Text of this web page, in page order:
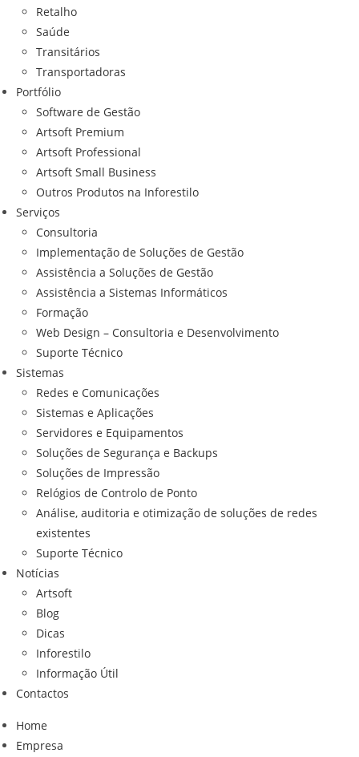
Retalho
Saúde
Transitários
Transportadoras
Portfólio
Software de Gestão
Artsoft Premium
Artsoft Professional
Artsoft Small Business
Outros Produtos na Inforestilo
Serviços
Consultoria
Implementação de Soluções de Gestão
Assistência a Soluções de Gestão
Assistência a Sistemas Informáticos
Formação
Web Design – Consultoria e Desenvolvimento
Suporte Técnico
Sistemas
Redes e Comunicações
Sistemas e Aplicações
Servidores e Equipamentos
Soluções de Segurança e Backups
Soluções de Impressão
Relógios de Controlo de Ponto
Análise, auditoria e otimização de soluções de redes
existentes
Suporte Técnico
Notícias
Artsoft
Blog
Dicas
Inforestilo
Informação Útil
Contactos
Home
Empresa